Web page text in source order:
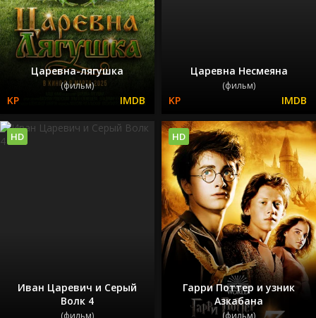
Царевна-лягушка
(фильм)
Царевна Несмеяна
(фильм)
Иван Царевич и Серый
Волк 4
(фильм)
HD
Гарри Поттер и узник
Азкабана
(фильм)
HD